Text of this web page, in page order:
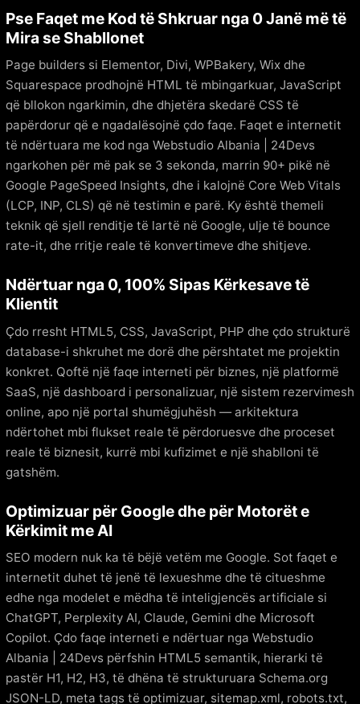
Pse Faqet me Kod të Shkruar nga 0 Janë më të
Mira se Shabllonet
Page builders si Elementor, Divi, WPBakery, Wix dhe
Squarespace prodhojnë HTML të mbingarkuar, JavaScript
që bllokon ngarkimin, dhe dhjetëra skedarë CSS të
papërdorur që e ngadalësojnë çdo faqe. Faqet e internetit
të ndërtuara me kod nga Webstudio Albania | 24Devs
ngarkohen për më pak se 3 sekonda, marrin 90+ pikë në
Google PageSpeed Insights, dhe i kalojnë Core Web Vitals
(LCP, INP, CLS) që në testimin e parë. Ky është themeli
teknik që sjell renditje të lartë në Google, ulje të bounce
rate-it, dhe rritje reale të konvertimeve dhe shitjeve.
Ndërtuar nga 0, 100% Sipas Kërkesave të
Klientit
Çdo rresht HTML5, CSS, JavaScript, PHP dhe çdo strukturë
database-i shkruhet me dorë dhe përshtatet me projektin
konkret. Qoftë një faqe interneti për biznes, një platformë
SaaS, një dashboard i personalizuar, një sistem rezervimesh
online, apo një portal shumëgjuhësh — arkitektura
ndërtohet mbi flukset reale të përdoruesve dhe proceset
reale të biznesit, kurrë mbi kufizimet e një shablloni të
gatshëm.
Optimizuar për Google dhe për Motorët e
Kërkimit me AI
SEO modern nuk ka të bëjë vetëm me Google. Sot faqet e
internetit duhet të jenë të lexueshme dhe të citueshme
edhe nga modelet e mëdha të inteligjencës artificiale si
ChatGPT, Perplexity AI, Claude, Gemini dhe Microsoft
Copilot. Çdo faqe interneti e ndërtuar nga Webstudio
Albania | 24Devs përfshin HTML5 semantik, hierarki të
pastër H1, H2, H3, të dhëna të strukturuara Schema.org
JSON-LD, meta tags të optimizuar, sitemap.xml, robots.txt,